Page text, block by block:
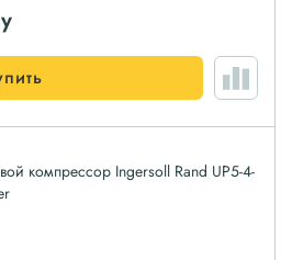
компрессор Ingersoll Rand UP5-4-